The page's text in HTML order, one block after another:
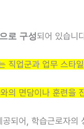
로 구성되어 있습니
직업군과 업무 스타
의 면담이나 훈련을
되어, 학습근로자의